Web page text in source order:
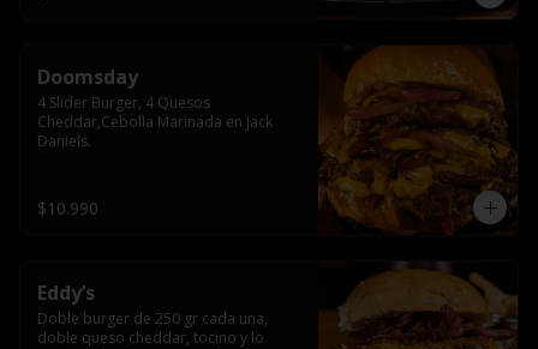
Doomsday
4 Slider Burger, 4 Quesos
Cheddar,Cebolla Marinada en Jack
Daniels.
$10.990
Eddy’s
Doble burger de 250 gr cada una,
doble queso cheddar, tocino y lo